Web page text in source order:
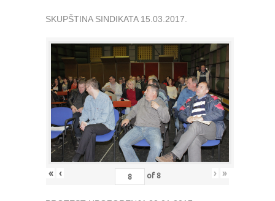
SKUPŠTINA SINDIKATA 15.03.2017.
« ‹ of 8 › »